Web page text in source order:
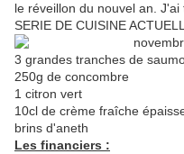
le réveillon du nouvel an.
SERIE DE CUISINE
3 grandes tranches de
250g de concombre
1 citron vert
10cl de crème fraîche
brins d'aneth
Les financiers :